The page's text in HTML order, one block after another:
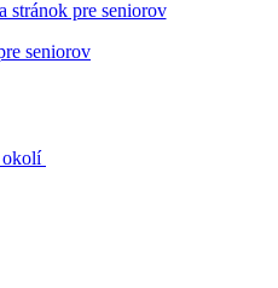
stránok pre seniorov
okolí